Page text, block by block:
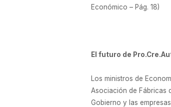
Económico – Pág. 18)
El futuro de
Los ministros de
Asociación de Fábricas
Gobierno y las